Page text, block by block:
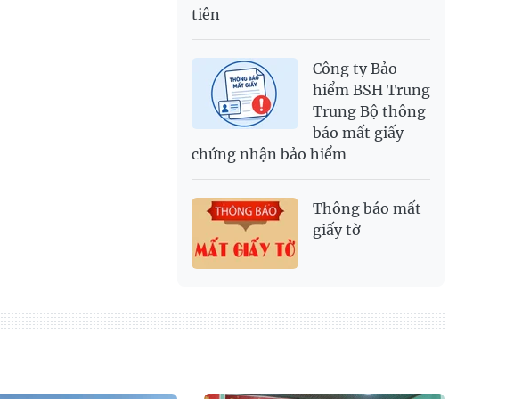
tiên
Công ty Bảo
hiểm BSH Trung
Trung Bộ thông
báo mất giấy
chứng nhận bảo hiểm
Thông báo mất
giấy tờ